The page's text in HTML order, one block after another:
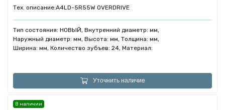
Тех. описание:A4LD-5R55W OVERDRIVE
Тип состояния: НОВЫЙ, Внутренний диаметр: мм,
Наружный диаметр: мм, Высота: мм, Толщина: мм,
Ширина: мм, Количество зубъев: 24, Материал:
Уточнить наличие
В наличии